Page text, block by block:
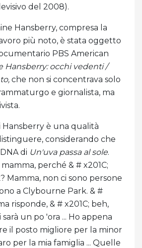
del 2008).
Hansberry, compresa la
più noto, è stata oggetto
PBS American
Hansberry: occhi vedenti /
che non si concentrava solo
e giornalista, ma
Hansberry è una qualità
considerando che
di Un'uva passa al sole.
perché & # x201C;
Mamma, non ci sono persone
a Clybourne Park. & #
risponde, & # x201C; beh,
un po 'ora ... Ho appena
il posto migliore per la minor
per la mia famiglia ... Quelle